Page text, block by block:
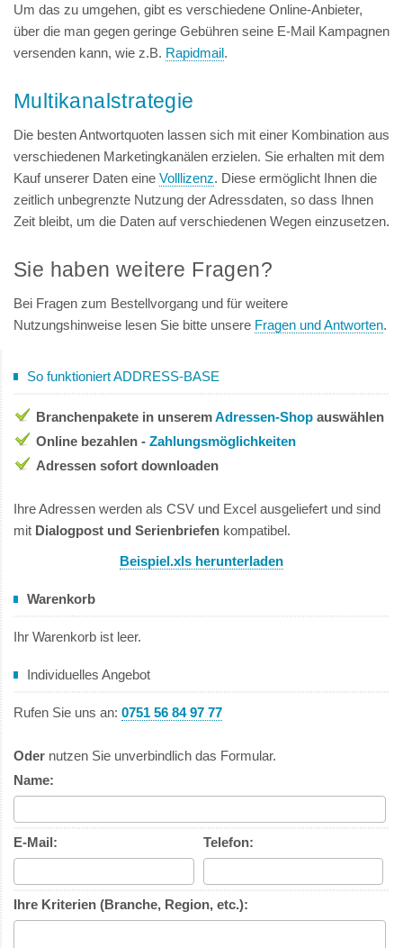
Um das zu umgehen, gibt es verschiedene Online-Anbieter,
über die man gegen geringe Gebühren seine E-Mail Kampagnen
versenden kann, wie z.B. Rapidmail.
Multikanalstrategie
Die besten Antwortquoten lassen sich mit einer Kombination aus
verschiedenen Marketingkanälen erzielen. Sie erhalten mit dem
Kauf unserer Daten eine Volllizenz. Diese ermöglicht Ihnen die
zeitlich unbegrenzte Nutzung der Adressdaten, so dass Ihnen
Zeit bleibt, um die Daten auf verschiedenen Wegen einzusetzen.
Sie haben weitere Fragen?
Bei Fragen zum Bestellvorgang und für weitere
Nutzungshinweise lesen Sie bitte unsere Fragen und Antworten.
So funktioniert ADDRESS-BASE
Branchenpakete in unseremAdressen-Shop auswählen
Online bezahlen - Zahlungsmöglichkeiten
Adressen sofort downloaden
Ihre Adressen werden als CSV und Excel ausgeliefert und sind
mit Dialogpost und Serienbriefen kompatibel.
Beispiel.xls herunterladen
Warenkorb
Ihr Warenkorb ist leer.
Individuelles Angebot
Rufen Sie uns an: 0751 56 84 97 77
Oder nutzen Sie unverbindlich das Formular.
Name:
E-Mail: Telefon:
Ihre Kriterien (Branche, Region, etc.):